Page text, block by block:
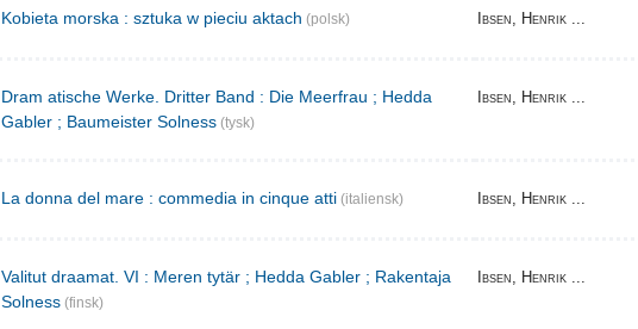
Kobieta morska : sztuka w pieciu aktach (polsk) Ibsen, Henrik ...
Dram atische Werke. Dritter Band : Die Meerfrau ; Hedda
Gabler ; Baumeister Solness (tysk)
Ibsen, Henrik ...
La donna del mare : commedia in cinque atti (italiensk) Ibsen, Henrik ...
Valitut draamat. VI : Meren tytär ; Hedda Gabler ; Rakentaja
Solness (finsk)
Ibsen, Henrik ...